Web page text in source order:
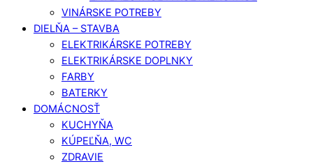
VINÁRSKE POTREBY
DIELŇA – STAVBA
ELEKTRIKÁRSKE POTREBY
ELEKTRIKÁRSKE DOPLNKY
FARBY
BATERKY
DOMÁCNOSŤ
KUCHYŇA
KÚPEĽŇA, WC
ZDRAVIE